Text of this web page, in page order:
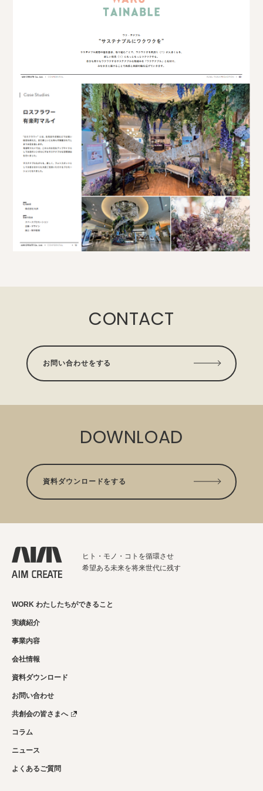
CONTACT
お問い合わせをする
DOWNLOAD
資料ダウンロードをする
ヒト・モノ・コトを循環させ
希望ある未来を将来世代に残す
WORK わたしたちができること
実績紹介
事業内容
会社情報
資料ダウンロード
お問い合わせ
共創会の皆さまへ
コラム
ニュース
よくあるご質問